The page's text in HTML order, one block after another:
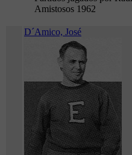
Amistosos 1962
D´Amico, José